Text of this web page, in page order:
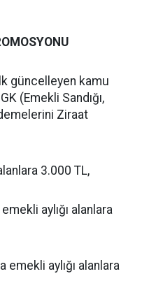
güncelleyen kamu
(Emekli Sandığı,
Ziraat
3.000 TL,
aylığı alanlara
emekli aylığı alanlara